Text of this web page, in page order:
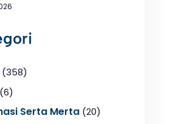
(6)
Serta Merta(20)